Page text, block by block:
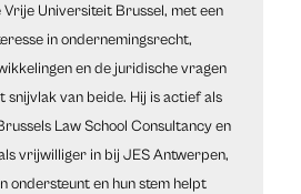
Vrije Universiteit Brussel, met een
in ondernemingsrecht,
en de juridische vragen
snijvlak van beide. Hij is actief als
Law School Consultancy en
vrijwilliger in bij JES Antwerpen,
ondersteunt en hun stem helpt